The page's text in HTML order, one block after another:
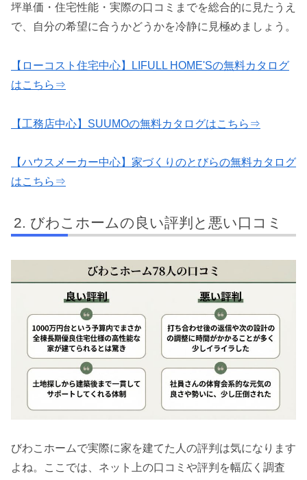
坪単価・住宅性能・実際の口コミまでを総合的に見たうえ
で、自分の希望に合うかどうかを冷静に見極めましょう。
【ローコスト住宅中心】LIFULL HOME'Sの無料カタログ
はこちら⇒
【工務店中心】SUUMOの無料カタログはこちら⇒
【ハウスメーカー中心】家づくりのとびらの無料カタログ
はこちら⇒
びわこホームの良い評判と悪い口コミ
びわこホームで実際に家を建てた人の評判は気になります
よね。ここでは、ネット上の口コミや評判を幅広く調査